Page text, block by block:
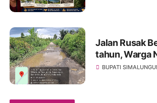
Jalan Rusak
tahun, Warga
Sibangun
BUPATI